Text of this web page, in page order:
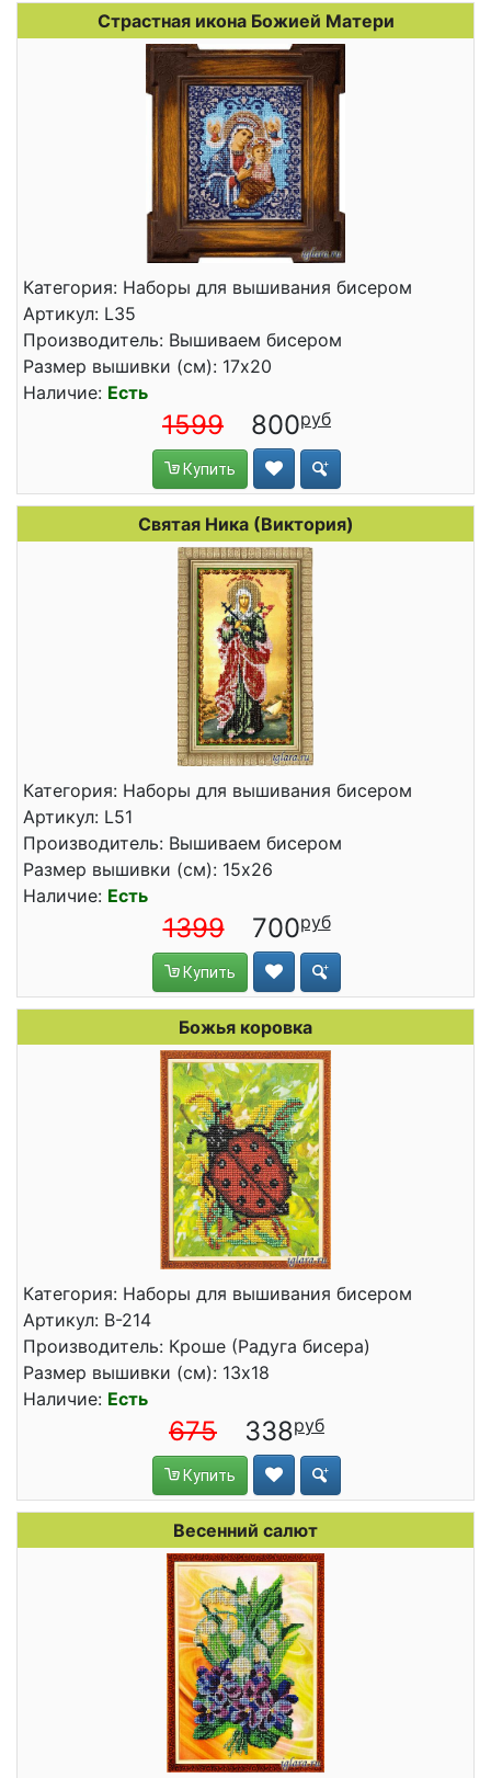
Страстная икона Божией Матери
Категория: Наборы для вышивания бисером
Артикул: L35
Производитель: Вышиваем бисером
Размер вышивки (см): 17x20
Наличие: Есть
1599 800
Купить
Святая Ника (Виктория)
Категория: Наборы для вышивания бисером
Артикул: L51
Производитель: Вышиваем бисером
Размер вышивки (см): 15x26
Наличие: Есть
1399 700
Купить
Божья коровка
Категория: Наборы для вышивания бисером
Артикул: В-214
Производитель: Кроше (Радуга бисера)
Размер вышивки (см): 13x18
Наличие: Есть
675 338
Купить
Весенний салют